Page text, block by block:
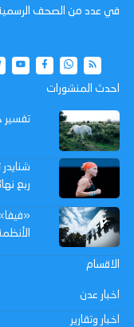
في عدد من الصحف الرسمية
احدث المنشورات
تفسير
ربع
الاقسام
اخبار عدن
اخبار وتقارير